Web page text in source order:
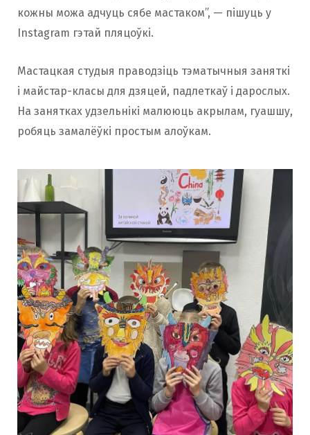
кожны можа адчуць сябе мастаком”, — пішуць у
Instagram гэтай пляцоўкі.
Мастацкая студыя праводзіць тэматычныя заняткі
і майстар-класы для дзяцей, падлеткаў і дарослых.
На занятках удзельнікі малююць акрылам, гуашшу,
робяць замалёўкі простым алоўкам.